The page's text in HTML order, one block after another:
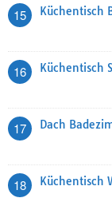
15 Küchentisch
16 Küchentisch
17 Dach
18 Küchentisch